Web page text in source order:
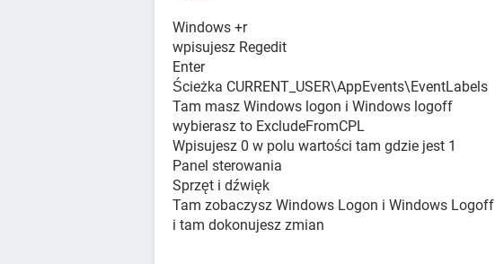
Windows +r
wpisujesz Regedit
Enter
Ścieżka CURRENT_USER\AppEvents\EventLabels
Tam masz Windows logon i Windows logoff
wybierasz to ExcludeFromCPL
Wpisujesz 0 w polu wartości tam gdzie jest 1
Panel sterowania
Sprzęt i dźwięk
Tam zobaczysz Windows Logon i Windows Logoff
i tam dokonujesz zmian